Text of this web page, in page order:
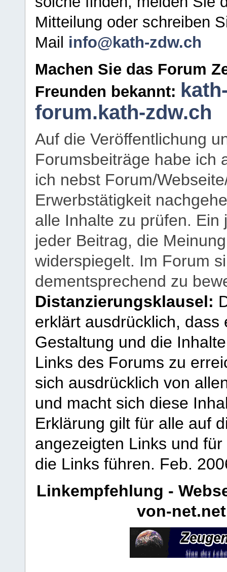
Mitteilung oder schreiben
Mail info@kath-zdw.ch
Machen Sie das Forum
Freunden bekannt:
forum.kath-zdw.ch
Auf die Veröffentlichung
Forumsbeiträge habe ich
ich nebst Forum/
Erwerbstätigkeit
alle Inhalte zu prüfen.
jeder Beitrag, die
widerspiegelt. Im Forum
dementsprechend zu
Distanzierungsklausel:
erklärt ausdrücklich,
Gestaltung und die
Links des Forums zu
sich ausdrücklich von
und macht sich diese
Erklärung gilt für alle auf
angezeigten Links und
die Links führen. Feb.
Linkempfehlung -
von-net.net